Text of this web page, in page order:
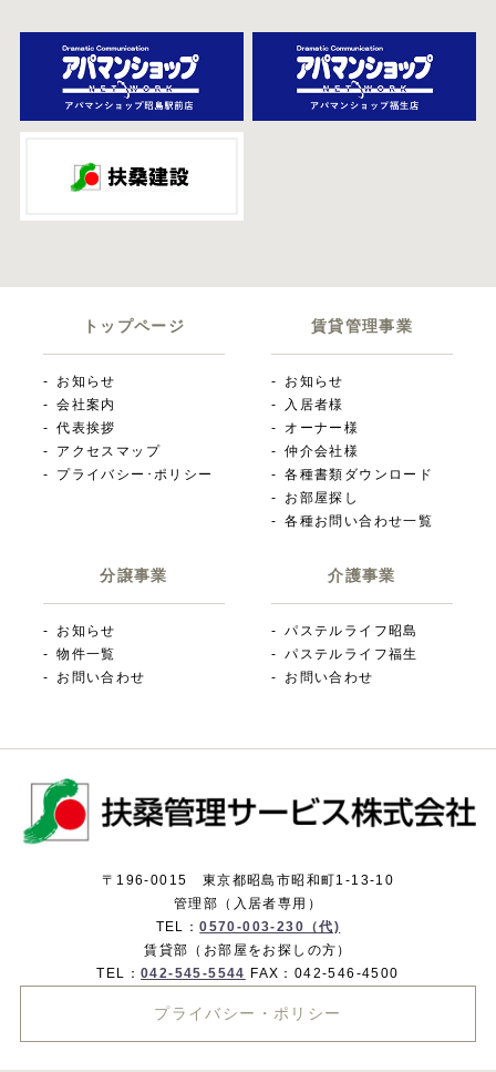
トップページ
お知らせ
会社案内
代表挨拶
アクセスマップ
プライバシー･ポリシー
賃貸管理事業
お知らせ
入居者様
オーナー様
仲介会社様
各種書類ダウンロード
お部屋探し
各種お問い合わせ一覧
分譲事業
お知らせ
物件一覧
お問い合わせ
介護事業
パステルライフ昭島
パステルライフ福生
お問い合わせ
〒196-0015 東京都昭島市昭和町1-13-10
管理部（入居者専用）
TEL：0570-003-230（代)
賃貸部（お部屋をお探しの方）
TEL： 042-545-5544 FAX：042-546-4500
プライバシー・ポリシー